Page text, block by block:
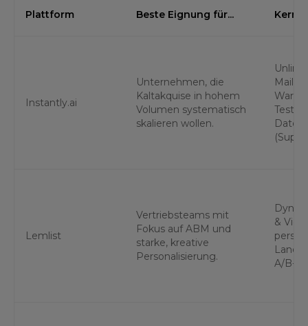
Plattform Beste Eignung für...
Instantly.ai
Unternehmen, die
Kaltakquise in hohem
Volumen systematisch
skalieren wollen.
Lemlist
Vertriebsteams mit
Fokus auf ABM und
starke, kreative
Personalisierung.
&
A/B-